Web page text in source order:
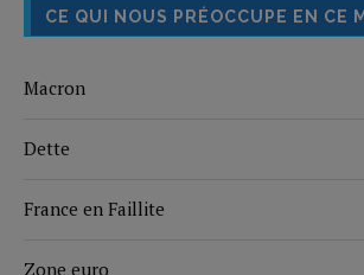
CE QUI NOUS PRÉOCCUPE EN CE
Macron
Dette
France en Faillite
Zone euro